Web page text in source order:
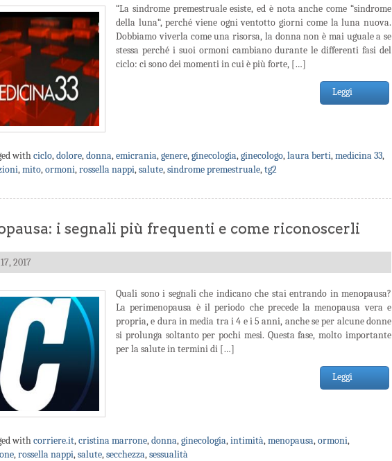
“La sindrome premestruale esiste, ed è nota anche come “sindrome
della luna“, perché viene ogni ventotto giorni come la luna nuova.
Dobbiamo viverla come una risorsa, la donna non è mai uguale a se
stessa perché i suoi ormoni cambiano durante le differenti fasi del
ciclo: ci sono dei momenti in cui è più forte, […]
Leggi
withciclo,dolore,donna,emicrania,genere,ginecologia,ginecologo,laura berti,medicina 33,
,mito,ormoni,rossella nappi,salute,sindrome premestruale,tg2
i segnali più frequenti e come riconoscerli
2017
Quali sono i segnali che indicano che stai entrando in menopausa?
La perimenopausa è il periodo che precede la menopausa vera e
propria, e dura in media tra i 4 e i 5 anni, anche se per alcune donne
si prolunga soltanto per pochi mesi. Questa fase, molto importante
per la salute in termini di […]
Leggi
withcorriere.it,cristina marrone,donna,ginecologia,intimità,menopausa,ormoni,
,rossella nappi,salute,secchezza,sessualità